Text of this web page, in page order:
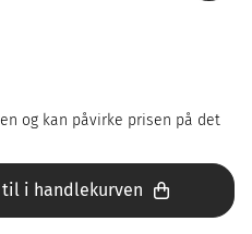
og kan påvirke prisen på det
til i handlekurven